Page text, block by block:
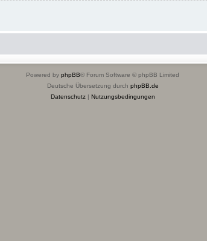
Powered by phpBB® Forum Software © phpBB Limited
Deutsche Übersetzung durch phpBB.de
Datenschutz| Nutzungsbedingungen